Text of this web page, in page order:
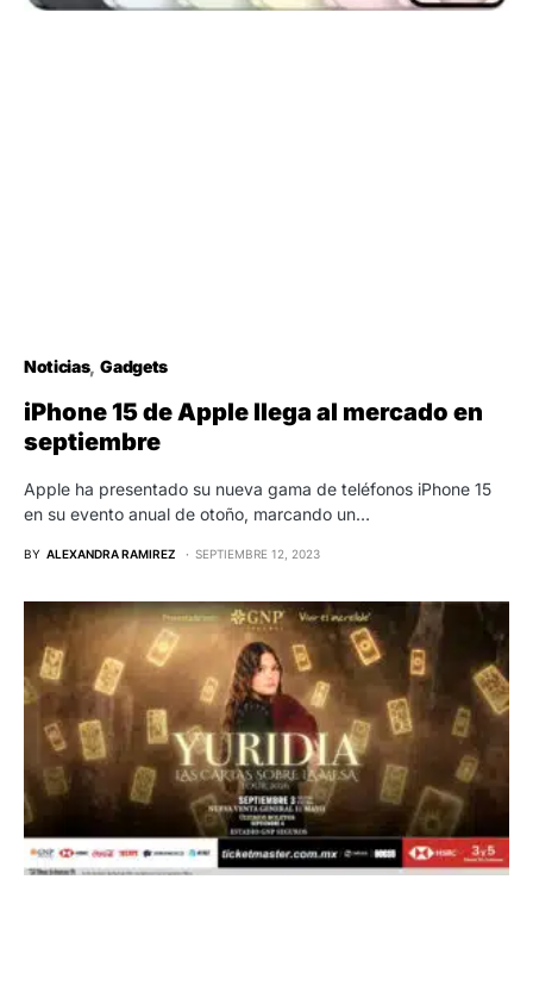
Noticias Gadgets
iPhone 15 de Apple llega al mercado en
septiembre
Apple ha presentado su nueva gama de teléfonos iPhone 15
en su evento anual de otoño, marcando un…
BY ALEXANDRA RAMIREZ SEPTIEMBRE 12, 2023